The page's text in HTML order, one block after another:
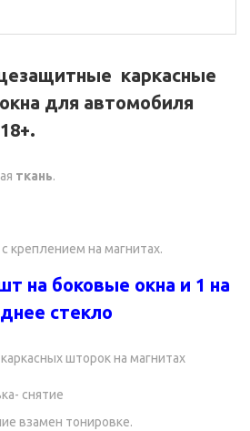
каркасные
для автомобиля
ткань.
креплением на магнитах.
на боковые окна и 1 на
стекло
шторок на магнитах
снятие
взамен тонировке.